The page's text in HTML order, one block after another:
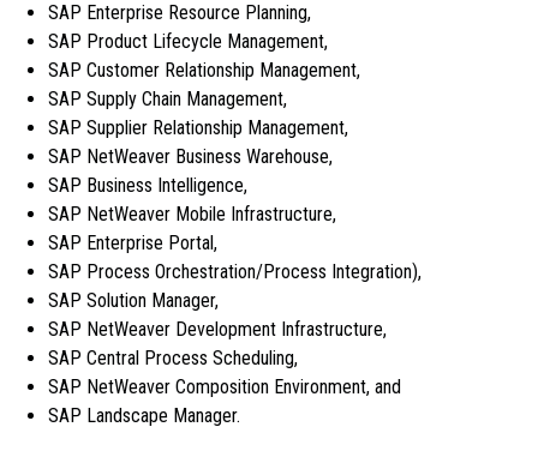
SAP Enterprise Resource Planning,
SAP Product Lifecycle Management,
SAP Customer Relationship Management,
SAP Supply Chain Management,
SAP Supplier Relationship Management,
SAP NetWeaver Business Warehouse,
SAP Business Intelligence,
SAP NetWeaver Mobile Infrastructure,
SAP Enterprise Portal,
SAP Process Orchestration/Process Integration),
SAP Solution Manager,
SAP NetWeaver Development Infrastructure,
SAP Central Process Scheduling,
SAP NetWeaver Composition Environment, and
SAP Landscape Manager.